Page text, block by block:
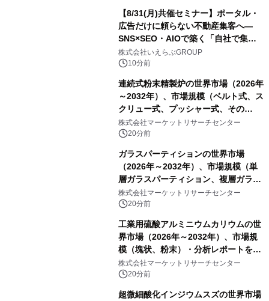
【8/31(月)共催セミナー】ポータル・
広告だけに頼らない不動産集客へ―
SNS×SEO・AIOで築く「自社で集め
る力」―｜いえらぶGROUP
株式会社いえらぶGROUP
10分前
連続式粉末精製炉の世界市場（2026年
～2032年）、市場規模（ベルト式、ス
クリュー式、プッシャー式、その
他）・分析レポートを発表
株式会社マーケットリサーチセンター
20分前
ガラスパーティションの世界市場
（2026年～2032年）、市場規模（単
層ガラスパーティション、複層ガラス
パーティション、その他）・分析レポ
ートを発表
株式会社マーケットリサーチセンター
20分前
工業用硫酸アルミニウムカリウムの世
界市場（2026年～2032年）、市場規
模（塊状、粉末）・分析レポートを発
表
株式会社マーケットリサーチセンター
20分前
超微細酸化インジウムスズの世界市場